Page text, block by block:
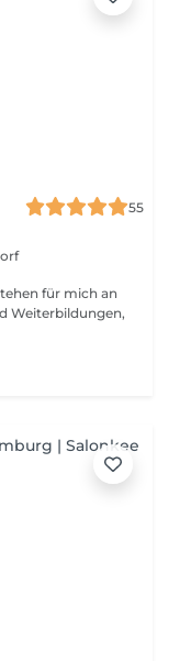
55
für mich an
Weiterbildungen,